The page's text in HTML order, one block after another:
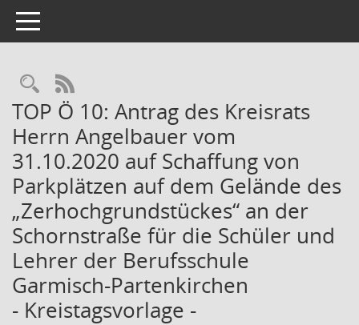
Toggle navigation
Rechercheauswahl
RSS-Feed
TOP Ö 10: Antrag des Kreisrats
Herrn Angelbauer vom
31.10.2020 auf Schaffung von
Parkplätzen auf dem Gelände des
„Zerhochgrundstückes“ an der
Schornstraße für die Schüler und
Lehrer der Berufsschule
Garmisch-Partenkirchen
- Kreistagsvorlage -